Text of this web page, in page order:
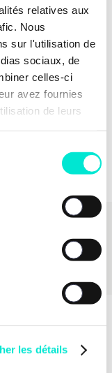
relatives aux
Nous
sur l'utilisation de
sociaux, de
celles-ci
avez fournies
de leurs
les détails
dans les
2027
politiques
PLUS